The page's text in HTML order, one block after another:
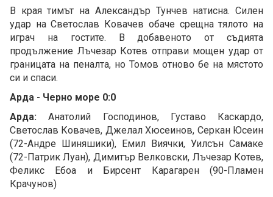
В края тимът на Александър Тунчев натисна. Силен
удар на Светослав Ковачев обаче срещна тялото на
играч на гостите. В добавеното от съдията
продължение Лъчезар Котев отправи мощен удар от
границата на пеналта, но Томов отново бе на мястото
си и спаси.
Арда - Черно море 0:0
Арда:Анатолий Господинов, Густаво Каскардо,
Светослав Ковачев, Джелал Хюсеинов, Серкан Юсеин
(72-Андре Шиняшики), Емил Виячки, Уилсън Самаке
(72-Патрик Луан), Димитър Велковски, Лъчезар Котев,
Феликс Ебоа и Бирсент Карагарен (90-Пламен
Крачунов)